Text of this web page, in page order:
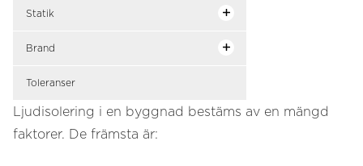
Statik
Brand
Toleranser
Ljudisolering i en byggnad bestäms av en mängd
faktorer. De främsta är: